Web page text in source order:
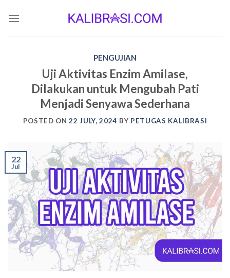
PENGUJIAN
Uji Aktivitas Enzim Amilase,
Dilakukan untuk Mengubah Pati
Menjadi Senyawa Sederhana
POSTED ON22 JULY, 2024 BY PETUGAS KALIBRASI
22
Jul